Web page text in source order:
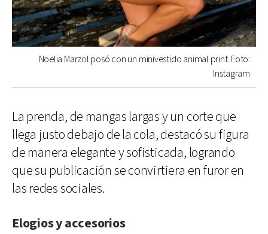
Noelia Marzol posó con un minivestido animal print. Foto:
Instagram
La prenda, de mangas largas y un corte que
llega justo debajo de la cola, destacó su figura
de manera elegante y sofisticada, logrando
que su publicación se convirtiera en furor en
las redes sociales.
Elogios y accesorios